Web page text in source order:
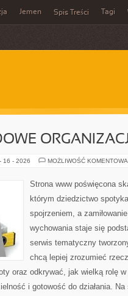
Jemen Spis Treści Tagi
16 - 2026 MOŻLIWOŚĆ
Strona www poświęcona
którym dziedzictwo
spojrzeniem, a
wychowania staje się
serwis tematyczny
chcą lepiej zrozumieć
oraz odkrywać, jak wielką rolę
i gotowość do działania.